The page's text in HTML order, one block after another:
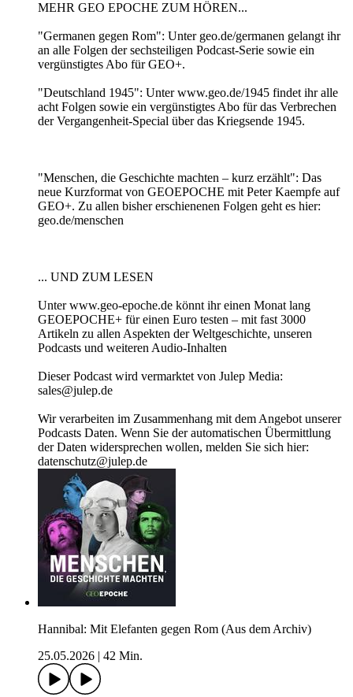
MEHR GEO EPOCHE ZUM HÖREN...
"Germanen gegen Rom": Unter geo.de/germanen gelangt ihr
an alle Folgen der sechsteiligen Podcast-Serie sowie ein
vergünstigtes Abo für GEO+.
"Deutschland 1945": Unter www.geo.de/1945 findet ihr alle
acht Folgen sowie ein vergünstigtes Abo für das Verbrechen
der Vergangenheit-Special über das Kriegsende 1945.
"Menschen, die Geschichte machten – kurz erzählt": Das
neue Kurzformat von GEOEPOCHE mit Peter Kaempfe auf
GEO+. Zu allen bisher erschienenen Folgen geht es hier:
geo.de/menschen
... UND ZUM LESEN
Unter www.geo-epoche.de könnt ihr einen Monat lang
GEOEPOCHE+ für einen Euro testen – mit fast 3000
Artikeln zu allen Aspekten der Weltgeschichte, unseren
Podcasts und weiteren Audio-Inhalten
Dieser Podcast wird vermarktet von Julep Media:
sales@julep.de
Wir verarbeiten im Zusammenhang mit dem Angebot unserer
Podcasts Daten. Wenn Sie der automatischen Übermittlung
der Daten widersprechen wollen, melden Sie sich hier:
datenschutz@julep.de
Hannibal: Mit Elefanten gegen Rom (Aus dem Archiv)
25.05.2026
42 Min.